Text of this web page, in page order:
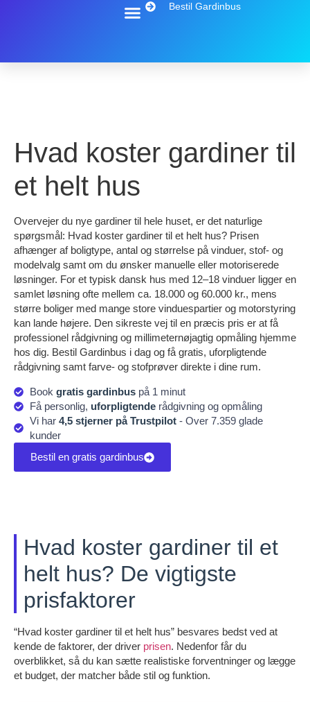
Bestil Gardinbus
Hvad koster gardiner til
et helt hus
Overvejer du nye gardiner til hele huset, er det naturlige
spørgsmål: Hvad koster gardiner til et helt hus? Prisen
afhænger af boligtype, antal og størrelse på vinduer, stof- og
modelvalg samt om du ønsker manuelle eller motoriserede
løsninger. For et typisk dansk hus med 12–18 vinduer ligger en
samlet løsning ofte mellem ca. 18.000 og 60.000 kr., mens
større boliger med mange store vinduespartier og motorstyring
kan lande højere. Den sikreste vej til en præcis pris er at få
professionel rådgivning og millimeternøjagtig opmåling hjemme
hos dig. Bestil Gardinbus i dag og få gratis, uforpligtende
rådgivning samt farve- og stofprøver direkte i dine rum.
Book gratis gardinbuspå 1 minut
Få personlig, uforpligtenderådgivning og opmåling
Vi har 4,5 stjerner på Trustpilot- Over 7.359 glade
kunder
Bestil en gratis gardinbus
Hvad koster gardiner til et
helt hus? De vigtigste
prisfaktorer
“Hvad koster gardiner til et helt hus” besvares bedst ved at
kende de faktorer, der driver prisen. Nedenfor får du
overblikket, så du kan sætte realistiske forventninger og lægge
et budget, der matcher både stil og funktion.